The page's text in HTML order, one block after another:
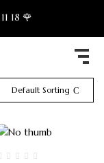
18 🌹
Default Sorting